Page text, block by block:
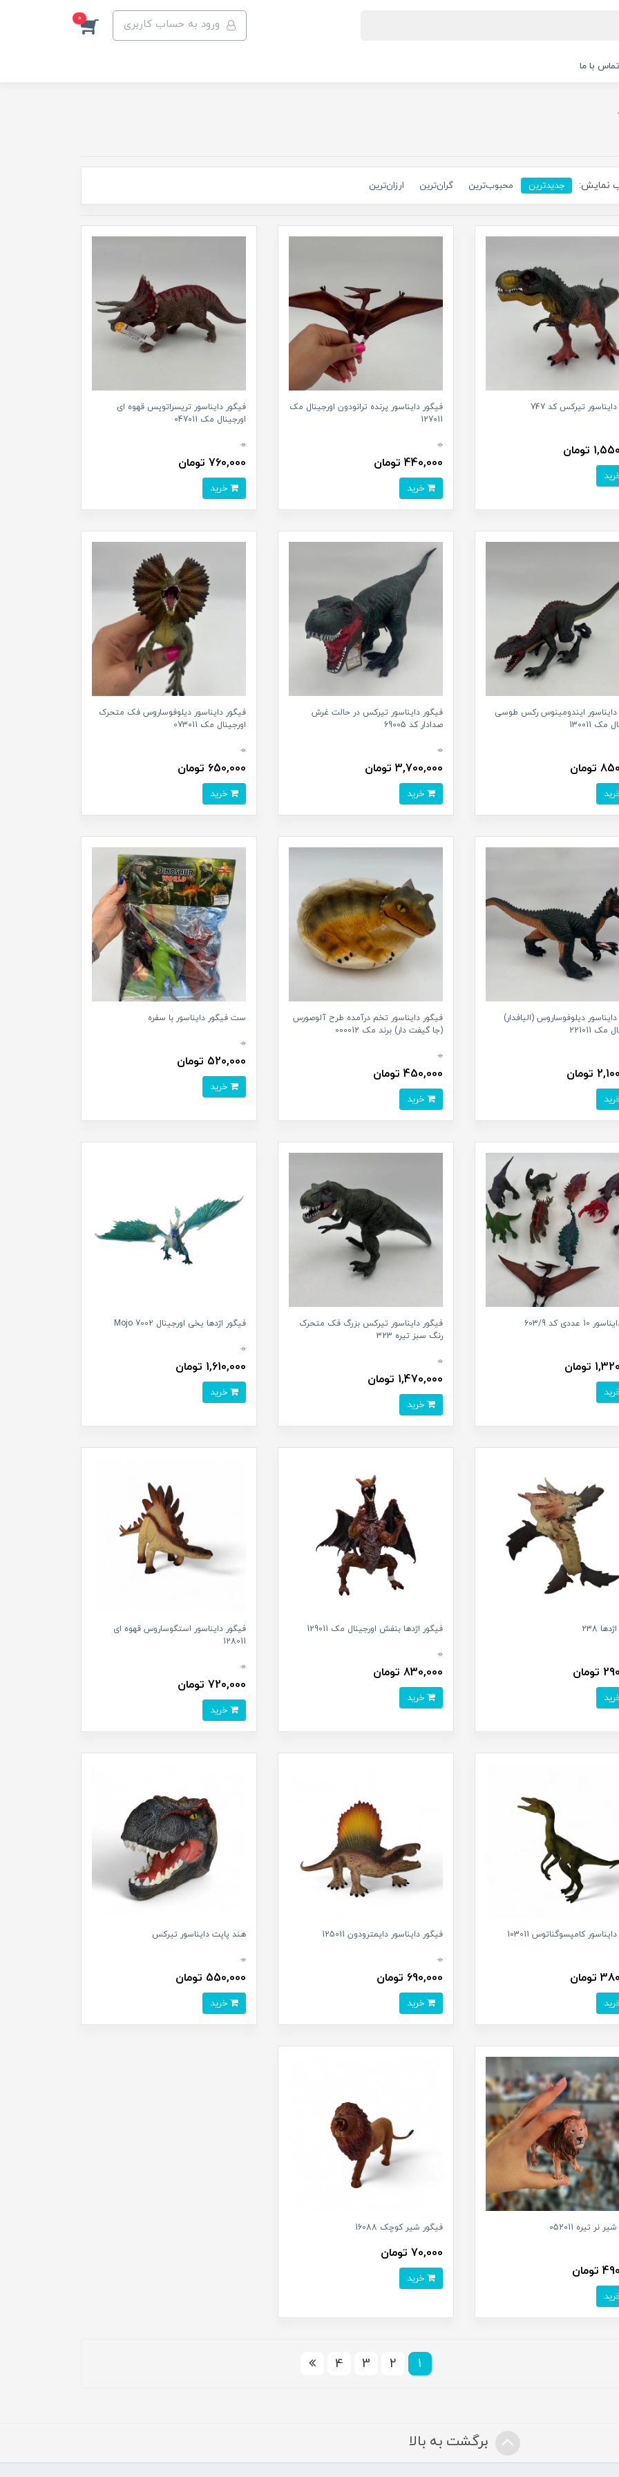
ورود به حساب کاربری 0
تماس با ما
نمایش: جدیدترین محبوب‌ترین گران‌ترین ارزان‌ترین
تیرکس کد 747
تومان
فیگور دایناسور پرنده ترانودون اورجینال مک
127011
0
440,000 تومان
خرید
فیگور دایناسور تریسراتوپس قهوه ای
اورجینال مک 047011
0
760,000 تومان
خرید
دایناسور ایندومینوس رکس طوسی
مک 130011
فیگور دایناسور تیرکس در حالت غرش
صدادار کد 69005
0
3,700,000 تومان
خرید
فیگور دایناسور دیلوفوساروس فک متحرک
اورجینال مک 073011
0
650,000 تومان
خرید
دیلوفوساروس (الیافدار)
مک 221011
تومان
فیگور دایناسور تخم درآمده طرح آلوصورس
(جا گیفت دار) برند مک 000012
0
450,000 تومان
خرید
ست فیگور دایناسور با سفره
0
520,000 تومان
خرید
عددی کد 603/9
تومان
فیگور دایناسور تیرکس بزرگ فک متحرک
رنگ سبز تیره 323
0
1,470,000 تومان
خرید
فیگور اژدها یخی اورجینال 7002 Mojo
0
1,610,000 تومان
خرید
238 فیگور اژدها بنفش اورجینال مک 129011
0
830,000 تومان
خرید
فیگور دایناسور استگوساروس قهوه ای
128011
0
720,000 تومان
خرید
کامپسوگناتوس 103011 فیگور دایناسور دایمترودون 125011
0
690,000 تومان
خرید
هند پاپت دایناسور تیرکس
0
550,000 تومان
خرید
نر تیره 052011 فیگور شیر کوچک 16088
70,000 تومان
خرید
1
2
3
4
برگشت به بالا